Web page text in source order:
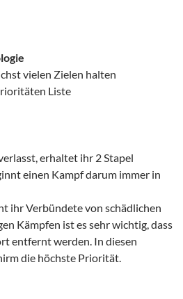
vielen Zielen halten
Liste
erhaltet ihr 2 Stapel
einen Kampf darum immer in
ihr Verbündete von schädlichen
Kämpfen ist es sehr wichtig, dass
entfernt werden. In diesen
die höchste Priorität.